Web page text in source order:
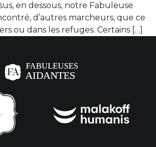
en dessous, notre Fabuleuse
d’autres marcheurs, que ce
ou dans les refuges. Certains […]